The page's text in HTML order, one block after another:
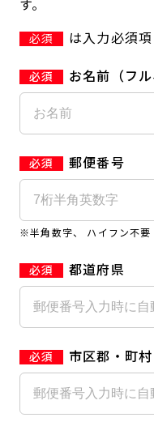
会員様へのお知らせ
休会お手続き
アクセス
よくあるご質問
入会するトップ
Appで入会手続き料金・サー
入会を悩まれている方へトッ
キャンペーン
JOYFIT24
JOYFIT+
す。
必須
は入力必須項
お名前（フル
郵便番号
※半角数字、 ハイフン不要
都道府県
市区郡・町村